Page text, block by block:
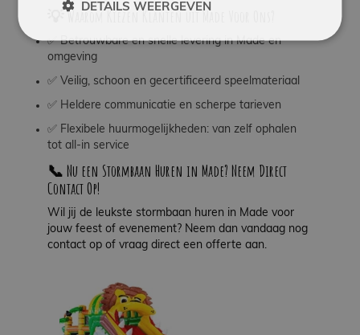
💡 Waarom Kiezen Klanten uit Made Voor Ons?
✅ Betrouwbare en snelle levering in Made en
omgeving
✅ Veilig, schoon en gecertificeerd speelmateriaal
✅ Heldere communicatie en scherpe tarieven
✅ Flexibele huurmogelijkheden: van zelf ophalen
tot all-in service
📞 Nu een Stormbaan Huren in Made? Neem Direct
Contact Op!
Wil jij de leukste stormbaan huren in Made voor
jouw feest of evenement? Neem dan vandaag nog
contact op of vraag direct een offerte aan.
DETAILS WEERGEVEN